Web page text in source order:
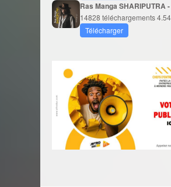
Ras Manga SHARIPUTRA
14828 téléchargements
Télécharger